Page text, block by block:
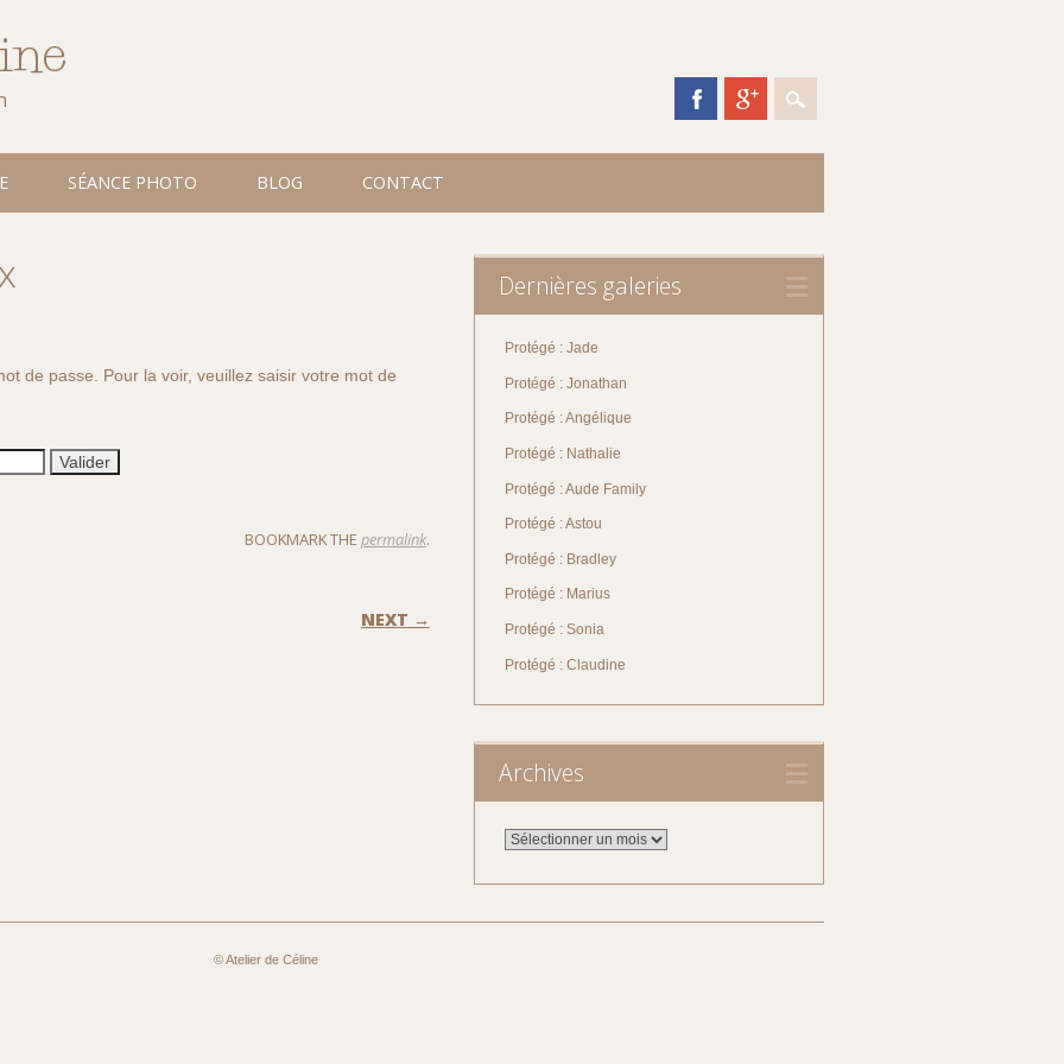
SÉANCE PHOTO BLOG CONTACT
de passe. Pour la voir, veuillez saisir votre mot de
BOOKMARK THE permalink.
NEXT →
Dernières galeries
Protégé : Jade
Protégé : Jonathan
Protégé : Angélique
Protégé : Nathalie
Protégé : Aude Family
Protégé : Astou
Protégé : Bradley
Protégé : Marius
Protégé : Sonia
Protégé : Claudine
Archives
Archives
© Atelier de Céline